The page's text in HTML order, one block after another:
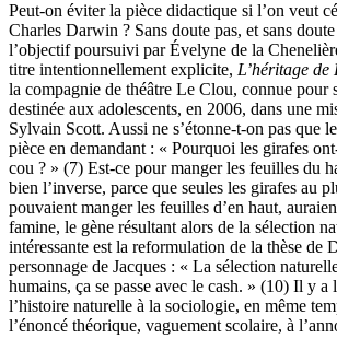
Peut-on éviter la pièce didactique si l’on veut
Charles Darwin ? Sans doute pas, et sans doute
l’objectif poursuivi par Évelyne de la
titre intentionnellement explicite, L’héritage
la compagnie de théâtre Le Clou, connue pour
destinée aux adolescents, en 2006, dans une
Sylvain Scott. Aussi ne s’étonne-t-on pas que
pièce en demandant : « Pourquoi les girafes
cou ? » (7) Est-ce pour manger les feuilles du
bien l’inverse, parce que seules les girafes au
pouvaient manger les feuilles d’en haut,
famine, le gène résultant alors de la sélection
intéressante est la reformulation de la thèse de
personnage de Jacques : « La sélection
humains, ça se passe avec le cash. » (10) Il y a
l’histoire naturelle à la sociologie, en même
l’énoncé théorique, vaguement scolaire, à